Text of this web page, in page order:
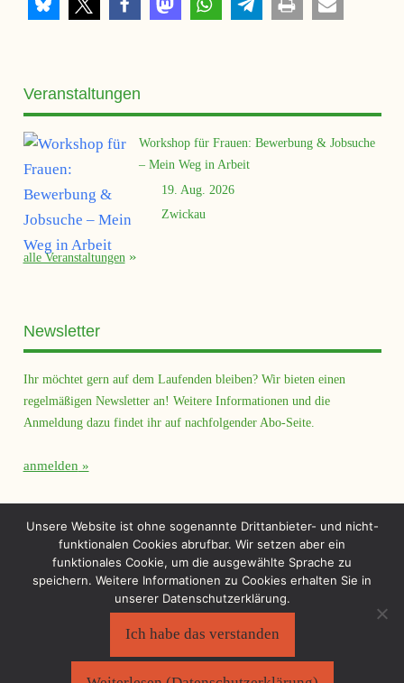
Veranstaltungen
Workshop für Frauen: Bewerbung & Jobsuche
– Mein Weg in Arbeit
19. Aug. 2026
Zwickau
alle Veranstaltungen
Newsletter
Ihr möchtet gern auf dem Laufenden bleiben? Wir bieten einen
regelmäßigen Newsletter an! Weitere Informationen und die
Anmeldung dazu findet ihr auf nachfolgender Abo-Seite.
anmelden
Unsere Website ist ohne sogenannte Drittanbieter- und nicht-
funktionalen Cookies abrufbar. Wir setzen aber ein
funktionales Cookie, um die ausgewählte Sprache zu
speichern. Weitere Informationen zu Cookies erhalten Sie in
unserer Datenschutzerklärung.
Ich habe das verstanden